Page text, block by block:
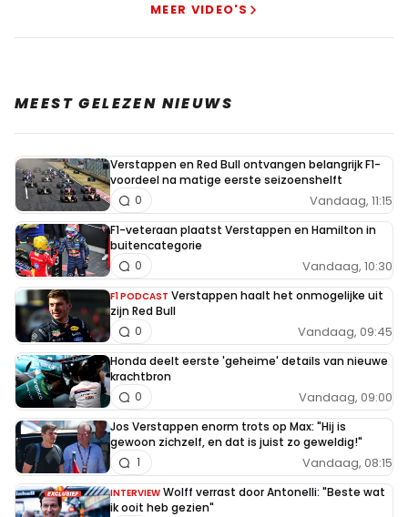
MEER VIDEO'S
MEEST GELEZEN NIEUWS
Verstappen en Red Bull ontvangen belangrijk F1-
voordeel na matige eerste seizoenshelft
Vandaag, 11:15
0
F1-veteraan plaatst Verstappen en Hamilton in
buitencategorie
Vandaag, 10:30
0
F1 PODCAST Verstappen haalt het onmogelijke uit
zijn Red Bull
Vandaag, 09:45
0
Honda deelt eerste 'geheime' details van nieuwe
krachtbron
Vandaag, 09:00
0
Jos Verstappen enorm trots op Max: "Hij is
gewoon zichzelf, en dat is juist zo geweldig!"
Vandaag, 08:15
1
INTERVIEW Wolff verrast door Antonelli: "Beste wat
ik ooit heb gezien"